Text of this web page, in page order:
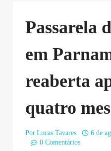
Passarela
em
reaberta
quatro
Por Lucas Tavares
6 de
0 Comentários